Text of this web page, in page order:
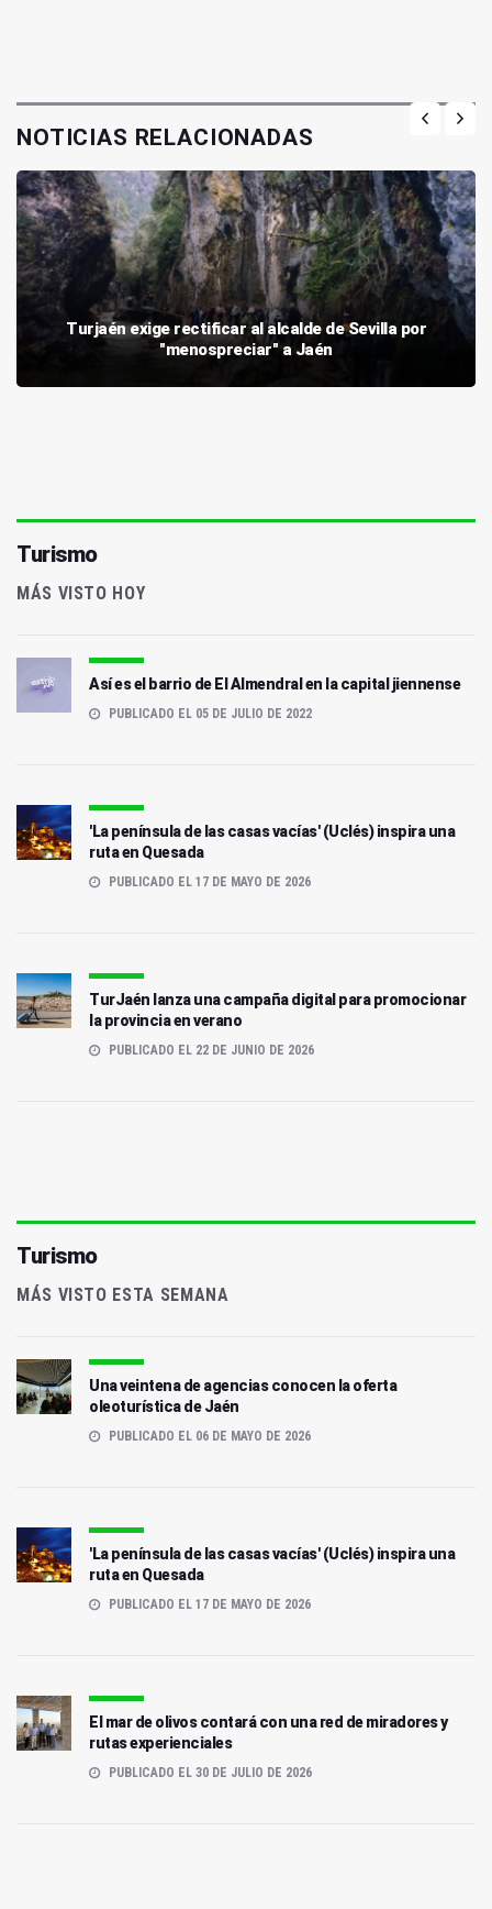
NOTICIAS RELACIONADAS
Turjaén exige rectificar al alcalde de Sevilla por
"menospreciar" a Jaén
Turismo
MÁS VISTO HOY
Así es el barrio de El Almendral en la capital jiennense
PUBLICADO EL 05 DE JULIO DE 2022
'La península de las casas vacías' (Uclés) inspira una
ruta en Quesada
PUBLICADO EL 17 DE MAYO DE 2026
TurJaén lanza una campaña digital para promocionar
la provincia en verano
PUBLICADO EL 22 DE JUNIO DE 2026
Turismo
MÁS VISTO ESTA SEMANA
Una veintena de agencias conocen la oferta
oleoturística de Jaén
PUBLICADO EL 06 DE MAYO DE 2026
'La península de las casas vacías' (Uclés) inspira una
ruta en Quesada
PUBLICADO EL 17 DE MAYO DE 2026
El mar de olivos contará con una red de miradores y
rutas experienciales
PUBLICADO EL 30 DE JULIO DE 2026